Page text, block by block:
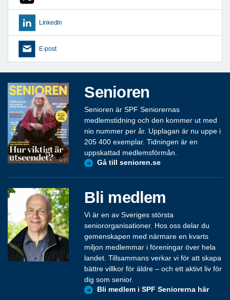
LinkedIn
E-post
Senioren
Senioren är SPF Seniorernas
medlemstidning och den kommer ut med
nio nummer per år. Upplagan är nu uppe i
205 400 exemplar. Tidningen är en
uppskattad medlemsförmån.
Gå till senioren.se
Bli medlem
Vi är en av Sveriges största
seniororganisationer. Hos oss delar du
gemenskapen med närmare en kvarts
miljon medlemmar i föreningar över hela
landet. Tillsammans verkar vi för att skapa
bättre villkor för äldre – och ett aktivt liv för
dig som senior.
Bli medlem i SPF Seniorerna här